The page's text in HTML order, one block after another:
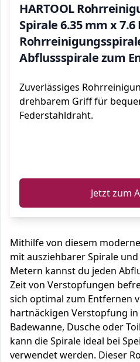
HARTOOL
Spirale 6.35 mm x
Abflussspirale zum
Abfluss verstopft |
Zuverlässiges
drehbarem Griff für
Federstahldraht.
Jetzt zum
Mithilfe von diesem
mit ausziehbarer Spirale
Metern kannst du jeden
Zeit von Verstopfungen
sich optimal zum Entfernen
hartnäckigen Verstopfung in
Badewanne, Dusche oder
kann die Spirale ideal bei
verwendet werden. Dieser